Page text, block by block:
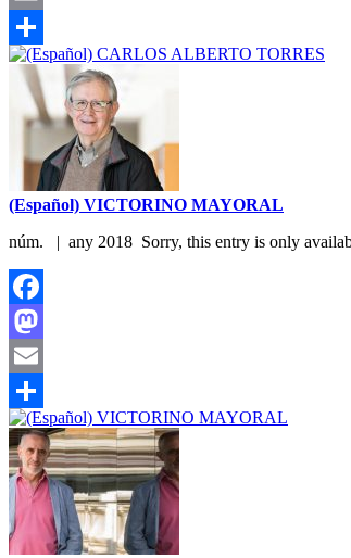
Email
Share
(Español) VICTORINO MAYORAL
núm. | any 2018 Sorry, this entry is only
Facebook
Mastodon
Email
Share